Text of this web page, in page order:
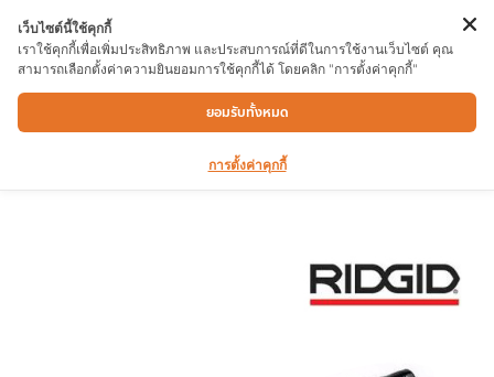
ประแจดัดท่อทองแดง RIDGID No.310M 10mm
เว็บไซต์นี้ใช้คุกกี้
เราใช้คุกกี้เพื่อเพิ่มประสิทธิภาพ และประสบการณ์ที่ดีในการใช้งานเว็บไซต์ คุณ
สามารถเลือกตั้งค่าความยินยอมการใช้คุกกี้ได้ โดยคลิก "การตั้งค่าคุกกี้"
ยอมรับทั้งหมด
การตั้งค่าคุกกี้